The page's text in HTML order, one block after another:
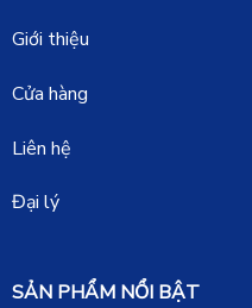
Giới thiệu
Cửa hàng
Liên hệ
Đại lý
SẢN PHẨM NỔI BẬT